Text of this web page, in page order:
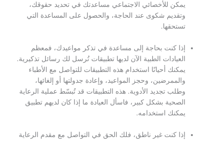
يمكن للأخصائي الاجتماعي مساعدتك في تحديد حقوقك،
وتقديم شكوى عند الحاجة، والحصول على المساعدة التي
تستحقها.
إذا كنت بحاجة إلى مساعدة في تذكر مواعيدك، فمعظم
العيادات الطبية الآن لديها تطبيقات تُرسل لك رسائل تذكيرية.
يمكنك أحيانًا استخدام هذه التطبيقات للتواصل مع الأطباء
والممرضين، وحجز المواعيد، وإعادة جدولتها أو إلغائها،
وطلب تجديد الأدوية. هذه التطبيقات قد تُبسّط عملية الرعاية
الصحية بشكل كبير، فاسأل العيادة ما إذا كان لديهم تطبيق
يمكنك استخدامه.
إذا كنت غير ناطق، فلك الحق في التواصل مع مقدم الرعاية